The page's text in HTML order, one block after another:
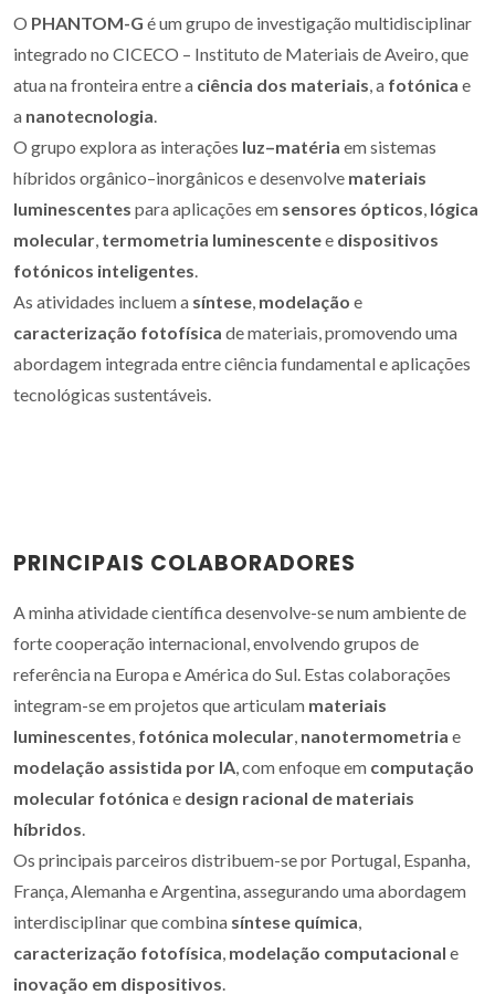
O PHANTOM-G é um grupo de investigação multidisciplinar
integrado no CICECO – Instituto de Materiais de Aveiro, que
atua na fronteira entre a ciência dos materiais, a fotónica e
a nanotecnologia.
O grupo explora as interações luz–matéria em sistemas
híbridos orgânico–inorgânicos e desenvolve materiais
luminescentes para aplicações em sensores ópticos, lógica
molecular, termometria luminescentee dispositivos
fotónicos inteligentes.
As atividades incluem a síntese, modelação e
caracterização fotofísica de materiais, promovendo uma
abordagem integrada entre ciência fundamental e aplicações
tecnológicas sustentáveis.
PRINCIPAIS COLABORADORES
A minha atividade científica desenvolve-se num ambiente de
forte cooperação internacional, envolvendo grupos de
referência na Europa e América do Sul. Estas colaborações
integram-se em projetos que articulam materiais
luminescentes, fotónica molecular, nanotermometria e
modelação assistida por IA, com enfoque em computação
molecular fotónica e design racional de materiais
híbridos.
Os principais parceiros distribuem-se por Portugal, Espanha,
França, Alemanha e Argentina, assegurando uma abordagem
interdisciplinar que combina síntese química,
caracterização fotofísica, modelação computacional e
inovação em dispositivos.